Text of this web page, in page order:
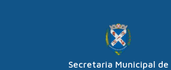
Secretaria Municipal de